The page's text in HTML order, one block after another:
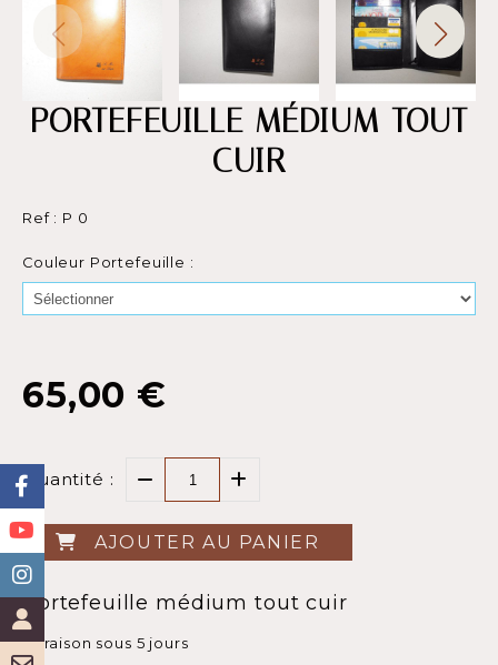
PORTEFEUILLE MÉDIUM TOUT
CUIR
Ref : P 0
Couleur Portefeuille :
65,00 €
Quantité :
AJOUTER AU PANIER
Portefeuille médium tout cuir
Livraison sous 5 jours